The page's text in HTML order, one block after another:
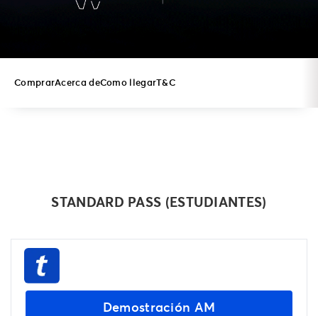
ComprarAcerca deComo llegarT&C
STANDARD PASS (ESTUDIANTES)
Demostración AM